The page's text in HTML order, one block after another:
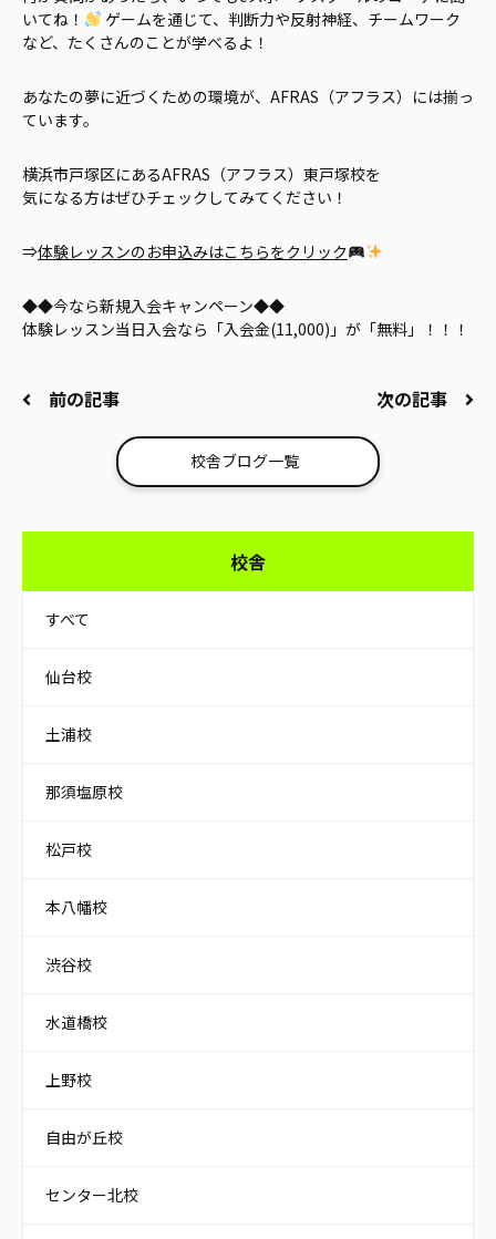
いてね！
ゲームを通じて、判断力や反射神経、チームワーク
など、たくさんのことが学べるよ！
あなたの夢に近づくための環境が、AFRAS（アフラス）には揃っ
ています。
横浜市戸塚区にあるAFRAS（アフラス）東戸塚校を
気になる方はぜひチェックしてみてください！
⇒体験レッスンのお申込みはこちらをクリック
◆◆今なら新規入会キャンペーン◆◆
体験レッスン当日入会なら「入会金(11,000)」が「無料」！！！
前の記事 次の記事
校舎ブログ一覧
校舎
すべて
仙台校
土浦校
那須塩原校
松戸校
本八幡校
渋谷校
水道橋校
上野校
自由が丘校
センター北校